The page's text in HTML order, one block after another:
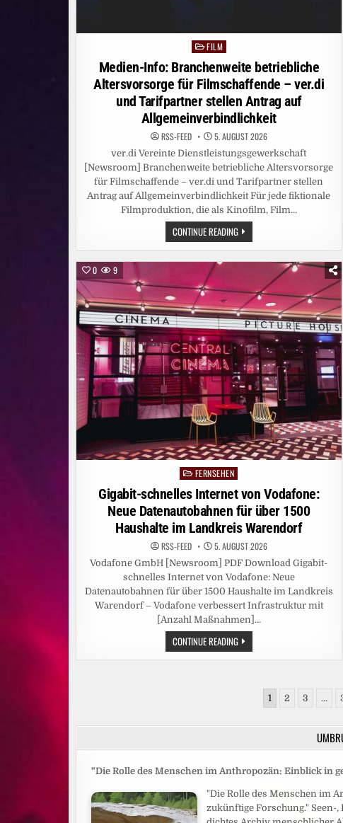
THE
Posted
FILM
Medien-Info: Branchenweite betriebliche
Altersvorsorge für Filmschaffende – ver.di
und Tarifpartner stellen Antrag auf
Allgemeinverbindlichkeit
RSS-FEED 5. AUGUST 2026
ver.di Vereinte Dienstleistungsgewerkschaft
[Newsroom] Branchenweite betriebliche Altersvorsorge
für Filmschaffende – ver.di und Tarifpartner stellen
Antrag auf Allgemeinverbindlichkeit Für jede fiktionale
Filmproduktion, die als Kinofilm, Film…
CONTINUE READINGMEDIEN-
INFO:
BRANCHENWEITE
ALTERSVORSORGE
FILMSCHAFFENDE
–
VER.DI
UND
TARIFPARTNER
STELLEN
ANTRAG
AUF
ALLGEMEINVERBINDLICHKEIT
0 9
PostedFERNSEHEN
Gigabit-schnelles Internet von Vodafone:
Neue Datenautobahnen für über 1500
Haushalte im Landkreis Warendorf
RSS-FEED 5. AUGUST 2026
Vodafone GmbH [Newsroom] PDF Download Gigabit-
schnelles Internet von Vodafone: Neue
Datenautobahnen für über 1500 Haushalte im Landkreis
Warendorf – Vodafone verbessert Infrastruktur mit
[Anzahl Maßnahmen]…
CONTINUE READINGGIGABIT-
SCHNELLES
INTERNET
DATENAUTOBAHNEN
1500
LANDKREIS
Seitennummerierung1 2 3 …
"Die Rolle des Menschen im Anthropozän: Einblick in
"Die Rolle des Menschen im
zukünftige Forschung." Seen-